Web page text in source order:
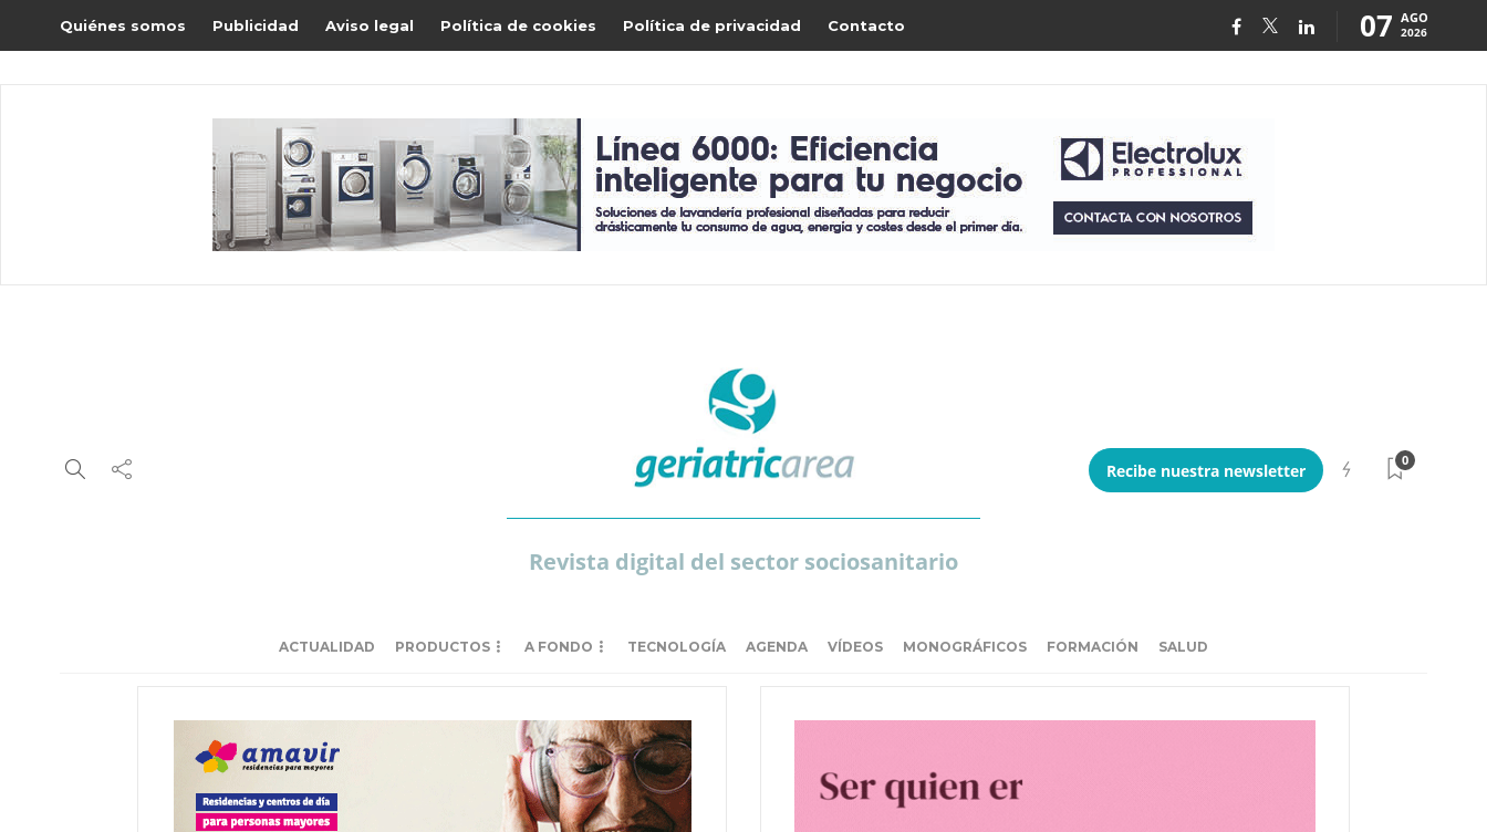
Quiénes somos Publicidad Aviso legal Política de cookies Política de privacidad Contacto 07 AGO
2026
Revista digital del sector sociosanitario
Recibe nuestra newsletter
0
ACTUALIDAD PRODUCTOS A FONDO TECNOLOGÍA AGENDA VÍDEOS MONOGRÁFICOS FORMACIÓN SALUD